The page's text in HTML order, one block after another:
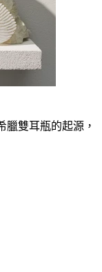
臘雙耳瓶的起源，